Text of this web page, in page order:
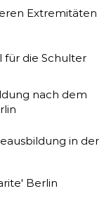
Extremitäten
für die Schulter
nach dem
in der
Berlin